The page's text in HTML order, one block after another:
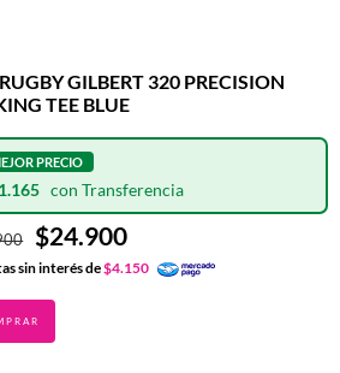
GILBERT 320 PRECISION
TEE BLUE
$24.900
sin interés de$4.150